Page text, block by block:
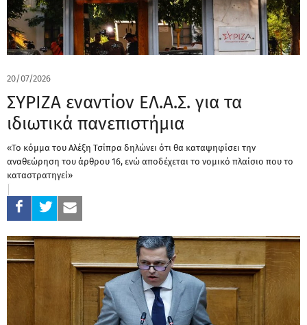
20/07/2026
ΣΥΡΙΖΑ εναντίον ΕΛ.Α.Σ. για τα
ιδιωτικά πανεπιστήμια
«Το κόμμα του Αλέξη Τσίπρα δηλώνει ότι θα καταψηφίσει την
αναθεώρηση του άρθρου 16, ενώ αποδέχεται το νομικό πλαίσιο που το
καταστρατηγεί»